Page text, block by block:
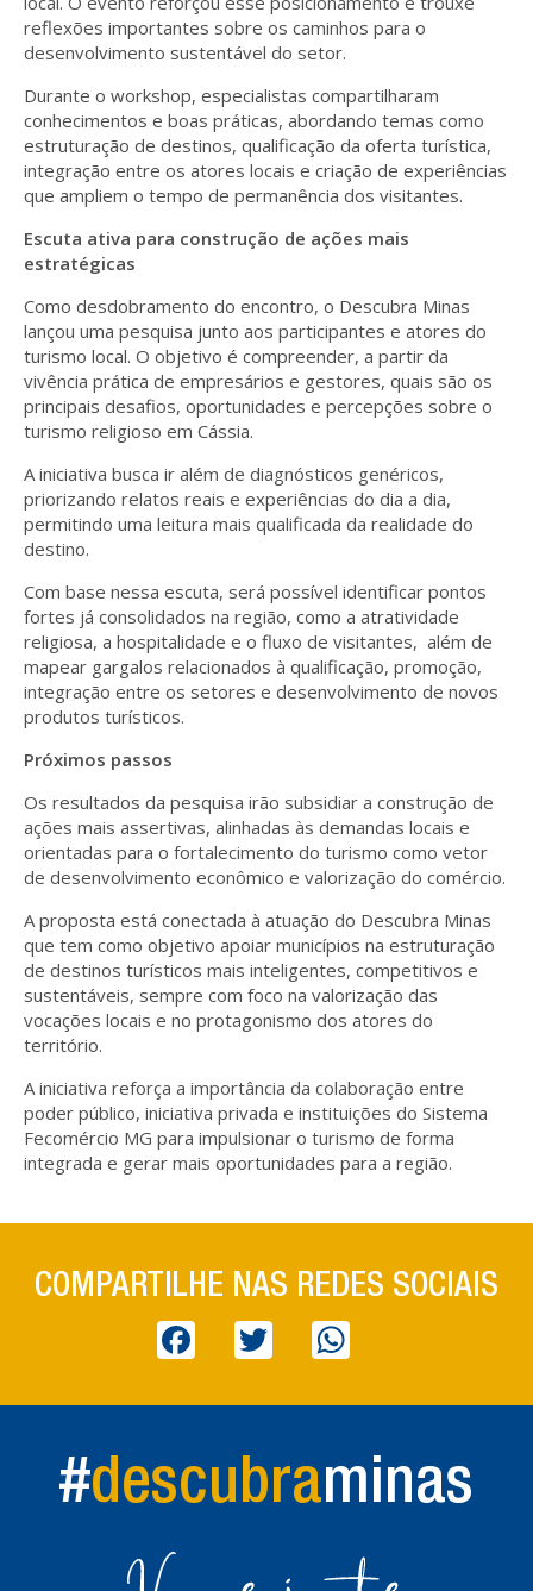
reflexões importantes sobre os caminhos para o
desenvolvimento sustentável do setor.
Durante o workshop, especialistas compartilharam
conhecimentos e boas práticas, abordando temas como
estruturação de destinos, qualificação da oferta turística,
integração entre os atores locais e criação de experiências
que ampliem o tempo de permanência dos visitantes.
Escuta ativa para construção de ações mais
estratégicas
Como desdobramento do encontro, o Descubra Minas
lançou uma pesquisa junto aos participantes e atores do
turismo local. O objetivo é compreender, a partir da
vivência prática de empresários e gestores, quais são os
principais desafios, oportunidades e percepções sobre o
turismo religioso em Cássia.
A iniciativa busca ir além de diagnósticos genéricos,
priorizando relatos reais e experiências do dia a dia,
permitindo uma leitura mais qualificada da realidade do
destino.
Com base nessa escuta, será possível identificar pontos
fortes já consolidados na região, como a atratividade
religiosa, a hospitalidade e o fluxo de visitantes, além de
mapear gargalos relacionados à qualificação, promoção,
integração entre os setores e desenvolvimento de novos
produtos turísticos.
Próximos passos
Os resultados da pesquisa irão subsidiar a construção de
ações mais assertivas, alinhadas às demandas locais e
orientadas para o fortalecimento do turismo como vetor
de desenvolvimento econômico e valorização do comércio.
A proposta está conectada à atuação do Descubra Minas
que tem como objetivo apoiar municípios na estruturação
de destinos turísticos mais inteligentes, competitivos e
sustentáveis, sempre com foco na valorização das
vocações locais e no protagonismo dos atores do
território.
A iniciativa reforça a importância da colaboração entre
poder público, iniciativa privada e instituições do Sistema
Fecomércio MG para impulsionar o turismo de forma
integrada e gerar mais oportunidades para a região.
COMPARTILHE NAS REDES SOCIAIS
#descubraminas